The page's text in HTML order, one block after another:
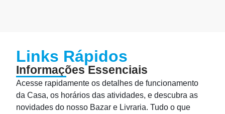
Links Rápidos
Informações Essenciais
Acesse rapidamente os detalhes de funcionamento
da Casa, os horários das atividades, e descubra as
novidades do nosso Bazar e Livraria. Tudo o que